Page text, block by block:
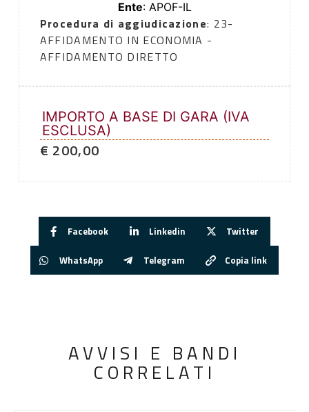
Ente: APOF-IL
Procedura di aggiudicazione: 23-
AFFIDAMENTO IN ECONOMIA -
AFFIDAMENTO DIRETTO
IMPORTO A BASE DI GARA (IVA
ESCLUSA)
€ 200,00
Facebook Linkedin Twitter
WhatsApp Telegram Copia link
AVVISI E BANDI
CORRELATI